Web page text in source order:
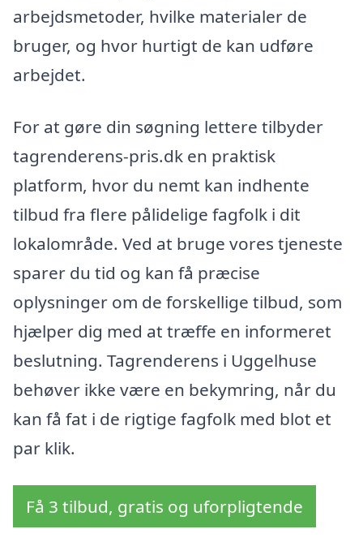
arbejdsmetoder, hvilke materialer de
bruger, og hvor hurtigt de kan udføre
arbejdet.
For at gøre din søgning lettere tilbyder
tagrenderens-pris.dk en praktisk
platform, hvor du nemt kan indhente
tilbud fra flere pålidelige fagfolk i dit
lokalområde. Ved at bruge vores tjeneste
sparer du tid og kan få præcise
oplysninger om de forskellige tilbud, som
hjælper dig med at træffe en informeret
beslutning. Tagrenderens i Uggelhuse
behøver ikke være en bekymring, når du
kan få fat i de rigtige fagfolk med blot et
par klik.
Få 3 tilbud, gratis og uforpligtende